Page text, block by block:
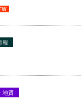
報
地質